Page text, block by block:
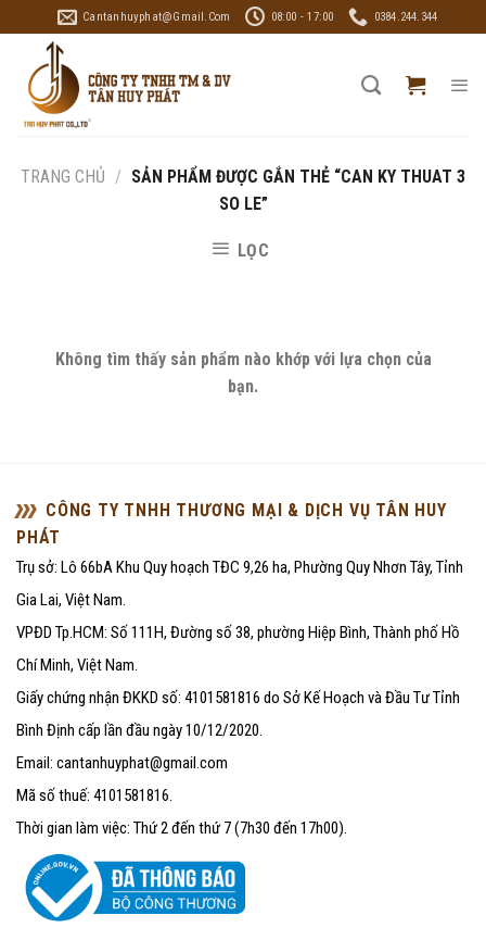
to
content
Cantanhuyphat@gmail.com 08:00 - 17:00 0384.244.344
TRANG CHỦ / SẢN PHẨM ĐƯỢC GẮN THẺ “CAN KY THUAT 3
SO LE”
LỌC
Không tìm thấy sản phẩm nào khớp với lựa chọn của
bạn.
CÔNG TY TNHH THƯƠNG MẠI & DỊCH VỤ TÂN HUY
PHÁT
Trụ sở: Lô 66bA Khu Quy hoạch TĐC 9,26 ha, Phường Quy Nhơn Tây, Tỉnh
Gia Lai, Việt Nam.
VPĐD Tp.HCM: Số 111H, Đường số 38, phường Hiệp Bình, Thành phố Hồ
Chí Minh, Việt Nam.
Giấy chứng nhận ĐKKD số: 4101581816 do Sở Kế Hoạch và Đầu Tư Tỉnh
Bình Định cấp lần đầu ngày 10/12/2020.
Email: cantanhuyphat@gmail.com
Mã số thuế: 4101581816.
Thời gian làm việc: Thứ 2 đến thứ 7 (7h30 đến 17h00).